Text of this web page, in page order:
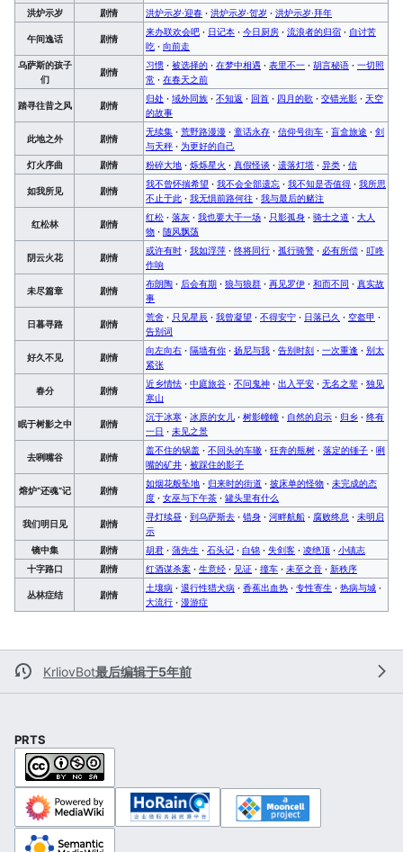
洪炉示岁
剧情 洪炉示岁·迎春 · 洪炉示岁·贺岁 · 洪炉示岁·拜年
午间逸话 剧情
来办联欢会吧 · 日记本 · 今日厨房 · 流浪者的归宿 · 自讨苦
吃 · 向前走
乌萨斯的孩子
们
剧情
习惯 · 被选择的 · 在梦中相遇 · 表里不一 · 胡言秘语 · 一切照
常 · 在春天之前
踏寻往昔之风 剧情
归处 · 域外同族 · 不知返 · 回首 · 四月的歌 · 交错光影 · 天空
的故事
此地之外 剧情
无续集 · 荒野路漫漫 · 童话永存 · 信仰号街车 · 盲盒旅途 · 剑
与天秤 · 为更好的自己
灯火序曲
剧情 粉碎大地 · 烁烁星火 · 真假怪谈 · 遗落灯塔 · 异类 · 信
如我所见 剧情
我不曾怀揣希望 · 我不会全部遗忘 · 我不知是否值得 · 我所思
不止于此 · 我无惧前路何往 · 我与最后的赌注
红松林 剧情
红松 · 落灰 · 我也要大干一场 · 只影孤身 · 骑士之道 · 大人
物 · 随风飘荡
阴云火花 剧情
或许有时 · 我如浮萍 · 终将同行 · 孤行骑警 · 必有所偿 · 叮咚
作响
未尽篇章 剧情
布朗陶 · 后会有期 · 狼与狼群 · 再见罗伊 · 和而不同 · 真实故
事
日暮寻路 剧情
荒舍 · 只见星辰 · 我曾凝望 · 不得安宁 · 日落已久 · 空盔甲 ·
告别词
好久不见 剧情
向左向右 · 隔墙有你 · 扬尼与我 · 告别时刻 · 一次重逢 · 别太
紧张
春分 剧情
近乡情怯 · 中庭旅谷 · 不问鬼神 · 出入平安 · 无名之辈 · 独见
寒山
眠于树影之中 剧情
沉于冰寒 · 冰原的女儿 · 树影幢幢 · 自然的启示 · 归乡 · 终有
一日 · 未见之景
去咧嘴谷 剧情
盖不住的锅盖 · 不回头的车辙 · 狂奔的瓶树 · 落定的锤子 · 咧
嘴的矿井 · 被踩住的影子
熔炉“还魂”记 剧情
如烟花般坠地 · 归来时的街道 · 披床单的怪物 · 未完成的态
度 · 女巫与下午茶 · 罐头里有什么
我们明日见 剧情
寻灯续昼 · 到乌萨斯去 · 错身 · 河畔航船 · 腐败终息 · 未明启
示
镜中集
剧情 胡君 · 蒲先生 · 石头记 · 白锦 · 失剑客 · 凌绝顶 · 小镇志
十字路口
剧情 红酒谋杀案 · 生意经 · 见证 · 撞车 · 未至之音 · 新秩序
丛林症结 剧情
土壤病 · 退行性猎犬病 · 香蕉出血热 · 专性寄生 · 热病与城 ·
大流行 · 漫游症
KrliovBot最后编辑于5年前
PRTS